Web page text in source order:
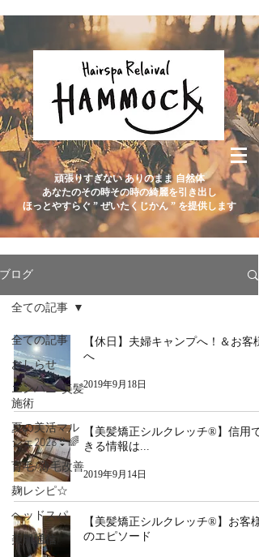
頑張りすぎない ありのまま 自然体
あなたのその時その時の綺麗を引き出し
ほっとやすらぐ ” ぜいたくじかん ” を提供します
ブログ
全ての記事
おしらせ
エンパニ®美髪
施術
夏の美活マル
シェ2026👙🌈
育毛/薄毛改善
麹レシピ☆
ヘッドスパ
美肌通信
全ての記事
【休日】夫婦キャンプへ！＆お客様
へ
2019年9月18日
【美髪矯正シルクレッチ®︎】信用で
きる情報は...
2019年9月14日
【美髪矯正シルクレッチ®︎】お客様
のエピソード